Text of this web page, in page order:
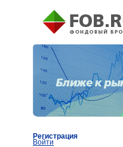
Регистрация
Войти